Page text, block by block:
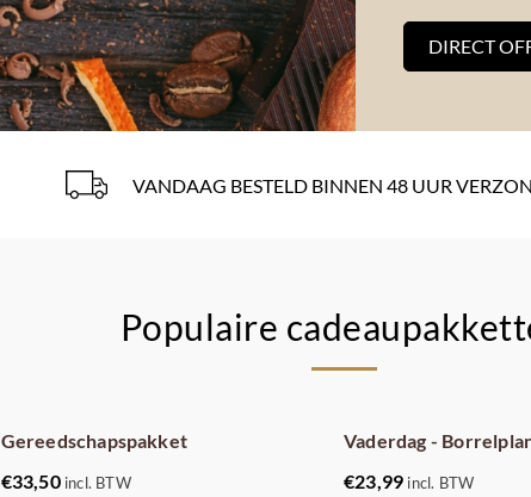
DIRECT
VANDAAG BESTELD BINNEN 48 UUR
Populaire
Gereedschapspakket
€33,50 incl. BTW
Vaderdag -
€23,99 incl. BTW